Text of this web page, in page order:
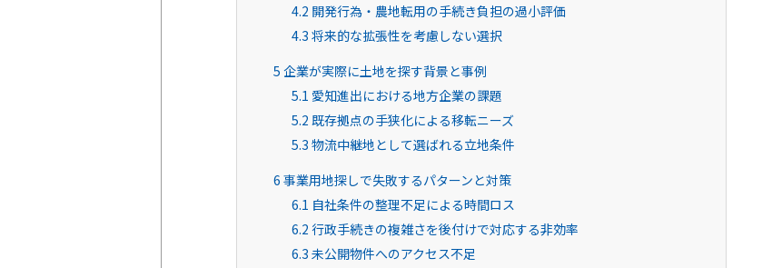
4.2 開発行為・農地転用の手続き負担の過小評価
4.3 将来的な拡張性を考慮しない選択
5 企業が実際に土地を探す背景と事例
5.1 愛知進出における地方企業の課題
5.2 既存拠点の手狭化による移転ニーズ
5.3 物流中継地として選ばれる立地条件
6 事業用地探しで失敗するパターンと対策
6.1 自社条件の整理不足による時間ロス
6.2 行政手続きの複雑さを後付けで対応する非効率
6.3 未公開物件へのアクセス不足